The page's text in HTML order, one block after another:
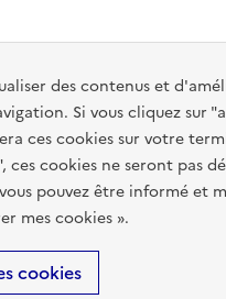
des contenus et
Si vous cliquez sur
ces cookies sur votre
cookies ne seront pas
pouvez être informé et
mes cookies ».
cookies
personnelles